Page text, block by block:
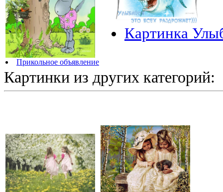
Прикольное объявление
Картинка
Картинки из других категорий: